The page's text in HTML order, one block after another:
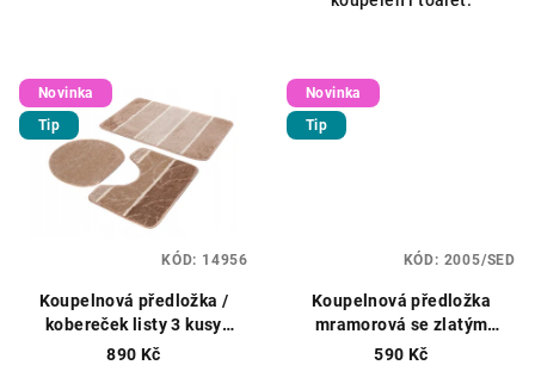
Novinka
Tip
Koupelnová předložka /
kobereček listy 3 kusy
50x80cm+40x50cm+45x40cm
890 Kč
KÓD: 14956
Novinka
Tip
Koupelnová předložka
mramorová se zlatým
zdobením
590 Kč
KÓD: 2005/SED